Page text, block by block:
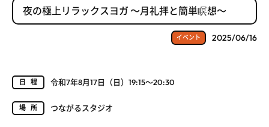
夜の極上リラックスヨガ ～月礼拝と簡単瞑想～
イベント 2025/06/16
日程 令和7年8月17日（日）19:15～20:30
場所 つながるスタジオ